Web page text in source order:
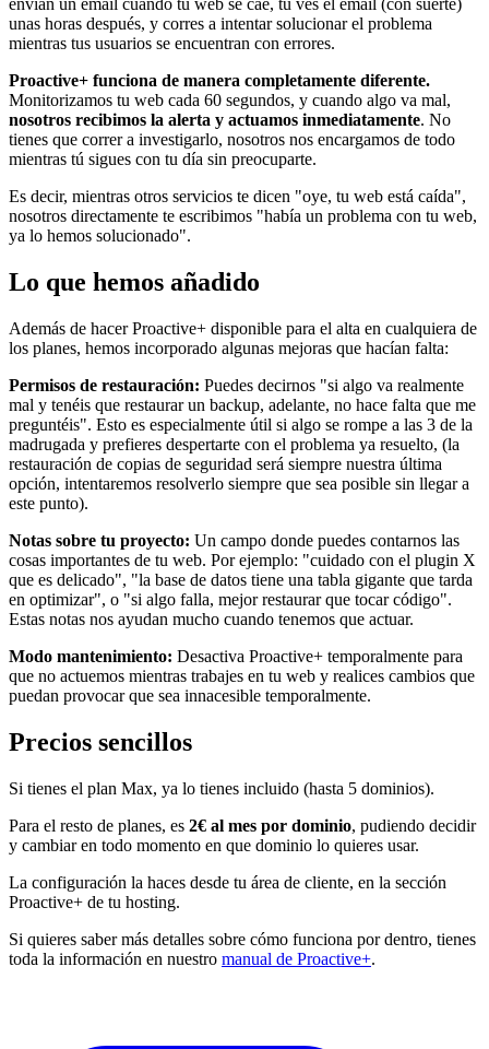
envían un email cuando tu web se cae, tú ves el email (con suerte)
unas horas después, y corres a intentar solucionar el problema
mientras tus usuarios se encuentran con errores.
Proactive+ funciona de manera completamente diferente.
Monitorizamos tu web cada 60 segundos, y cuando algo va mal,
nosotros recibimos la alerta y actuamos inmediatamente. No
tienes que correr a investigarlo, nosotros nos encargamos de todo
mientras tú sigues con tu día sin preocuparte.
Es decir, mientras otros servicios te dicen "oye, tu web está caída",
nosotros directamente te escribimos "había un problema con tu web,
ya lo hemos solucionado".
Lo que hemos añadido
Además de hacer Proactive+ disponible para el alta en cualquiera de
los planes, hemos incorporado algunas mejoras que hacían falta:
Permisos de restauración: Puedes decirnos "si algo va realmente
mal y tenéis que restaurar un backup, adelante, no hace falta que me
preguntéis". Esto es especialmente útil si algo se rompe a las 3 de la
madrugada y prefieres despertarte con el problema ya resuelto, (la
restauración de copias de seguridad será siempre nuestra última
opción, intentaremos resolverlo siempre que sea posible sin llegar a
este punto).
Notas sobre tu proyecto: Un campo donde puedes contarnos las
cosas importantes de tu web. Por ejemplo: "cuidado con el plugin X
que es delicado", "la base de datos tiene una tabla gigante que tarda
en optimizar", o "si algo falla, mejor restaurar que tocar código".
Estas notas nos ayudan mucho cuando tenemos que actuar.
Modo mantenimiento: Desactiva Proactive+ temporalmente para
que no actuemos mientras trabajes en tu web y realices cambios que
puedan provocar que sea innacesible temporalmente.
Precios sencillos
Si tienes el plan Max, ya lo tienes incluido (hasta 5 dominios).
Para el resto de planes, es 2€ al mes por dominio, pudiendo decidir
y cambiar en todo momento en que dominio lo quieres usar.
La configuración la haces desde tu área de cliente, en la sección
Proactive+ de tu hosting.
Si quieres saber más detalles sobre cómo funciona por dentro, tienes
toda la información en nuestro manual de Proactive+.